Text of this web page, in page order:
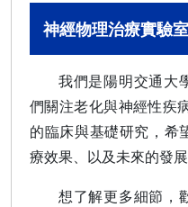
神經物理治療實驗室
我們是陽明交通大
們關注老化與神經性疾
的臨床與基礎研究，希
療效果、以及未來的發展
想了解更多細節，